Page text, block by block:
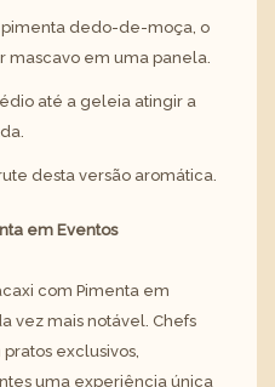
pimenta dedo-de-moça, o
mascavo em uma panela.
até a geleia atingir a
desta versão aromática.
em Eventos
com Pimenta em
vez mais notável. Chefs
exclusivos,
uma experiência única